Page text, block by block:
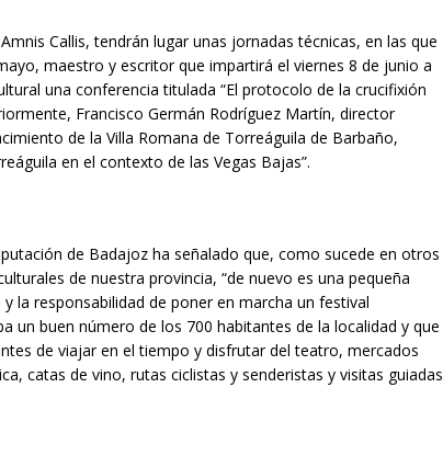
Callis, tendrán lugar unas jornadas técnicas, en las que
maestro y escritor que impartirá el viernes 8 de junio a
una conferencia titulada “El protocolo de la crucifixión
Francisco Germán Rodríguez Martín, director
de la Villa Romana de Torreáguila de Barbaño,
en el contexto de las Vegas Bajas”.
de Badajoz ha señalado que, como sucede en otros
de nuestra provincia, “de nuevo es una pequeña
la responsabilidad de poner en marcha un festival
un buen número de los 700 habitantes de la localidad y que
de viajar en el tiempo y disfrutar del teatro, mercados
catas de vino, rutas ciclistas y senderistas y visitas guiadas